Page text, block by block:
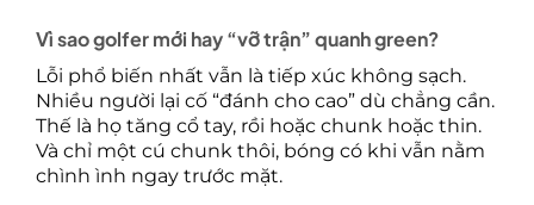
Vì sao golfer mới hay “vỡ trận” quanh green?
Lỗi phổ biến nhất vẫn là tiếp xúc không sạch.
Nhiều người lại cố “đánh cho cao” dù chẳng cần.
Thế là họ tăng cổ tay, rồi hoặc chunk hoặc thin.
Và chỉ một cú chunk thôi, bóng có khi vẫn nằm
chình ình ngay trước mặt.